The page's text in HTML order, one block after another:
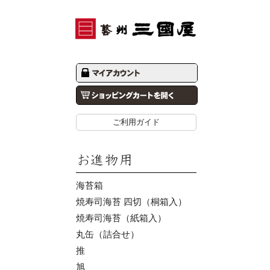
ご利用ガイド
海苔箱
焼寿司海苔 四切（桐箱入）
焼寿司海苔（紙箱入）
丸缶（詰合せ）
推
旭